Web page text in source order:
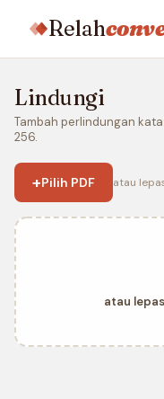
Relah
Lindungi
Tambah perlindungan
256.
+Pilih PDF atau
atau